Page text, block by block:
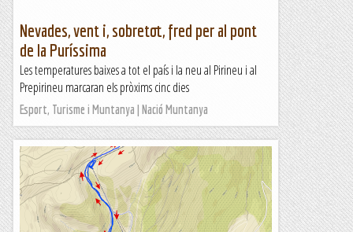
Nevades, vent i, sobretot, fred per al pont
de la Puríssima
Les temperatures baixes a tot el país i la neu al Pirineu i al
Prepirineu marcaran els pròxims cinc dies
Esport, Turisme i Muntanya | Nació Muntanya